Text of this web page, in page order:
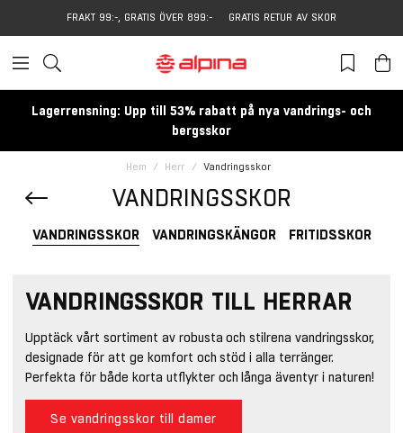
FRAKT 99:-, GRATIS ÖVER 899:- GRATIS RETUR AV SKOR
Lagerrensning: Upp till 53% rabatt på nya vandrings- och
bergsskor
Hem Herr Vandringsskor
VANDRINGSSKOR
VANDRINGSSKOR VANDRINGSKÄNGOR FRITIDSSKOR
VANDRINGSSKOR TILL HERRAR
Upptäck vårt sortiment av robusta och stilrena vandringsskor,
designade för att ge komfort och stöd i alla terränger.
Perfekta för både korta utflykter och långa äventyr i naturen!
Se vandringsskor till damer